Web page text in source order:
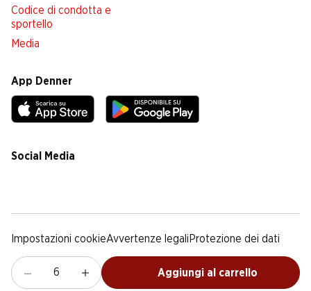
Aggiungi al carrello
Codice di condotta e
sportello
Media
App Denner
Social Media
Impostazioni cookieAvvertenze legali Protezione dei dati
ColofoneCondizioni Generali